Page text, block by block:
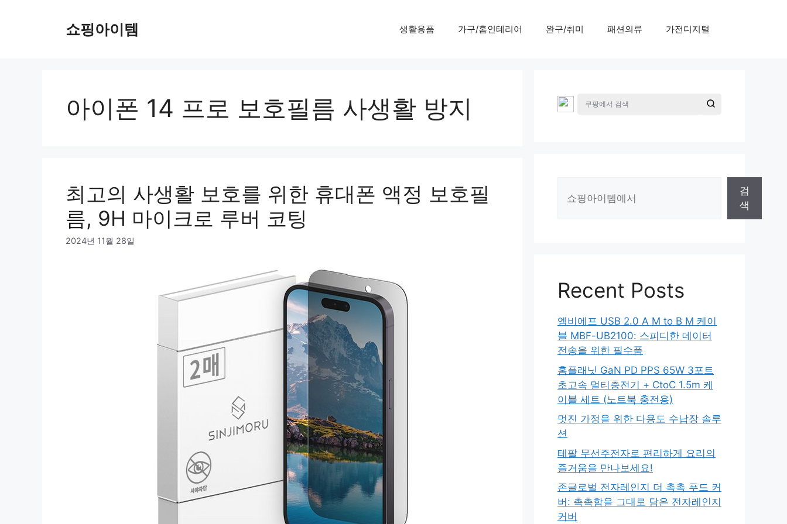
쇼핑아이템 생활용품 가구/홈인테리어 완구/취미 패션의류 가전디지털
아이폰 14 프로 보호필름 사생활 방지
최고의 사생활 보호를 위한 휴대폰 액정 보호필
름, 9H 마이크로 루버 코팅
2024년 11월 28일
검
색
Recent Posts
엠비에프 USB 2.0 A M to B M 케이
블 MBF-UB2100: 스피디한 데이터
전송을 위한 필수품
홈플래닛 GaN PD PPS 65W 3포트
초고속 멀티충전기 + CtoC 1.5m 케
이블 세트 (노트북 충전용)
멋진 가정을 위한 다용도 수납장 솔루
션
테팔 무선주전자로 편리하게 요리의
즐거움을 만나보세요!
존글로벌 전자레인지 더 촉촉 푸드 커
버: 촉촉함을 그대로 담은 전자레인지
커버